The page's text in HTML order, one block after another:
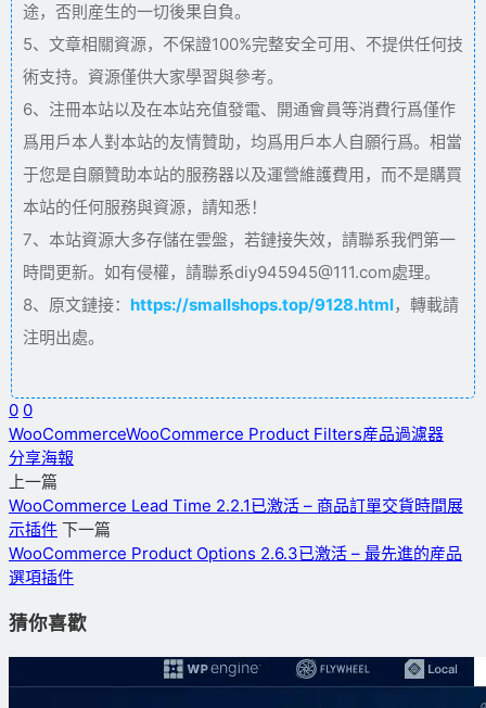
途，否則産生的一切後果自負。
5、文章相關資源，不保證100%完整安全可用、不提供任何技
術支持。資源僅供大家學習與參考。
6、注冊本站以及在本站充值發電、開通會員等消費行爲僅作
爲用戶本人對本站的友情贊助，均爲用戶本人自願行爲。相當
于您是自願贊助本站的服務器以及運營維護費用，而不是購買
本站的任何服務與資源，請知悉！
7、本站資源大多存儲在雲盤，若鏈接失效，請聯系我們第一
時間更新。如有侵權，請聯系diy945945@111.com處理。
8、原文鏈接： https://smallshops.top/9128.html，轉載請
注明出處。
0 0
WooCommerceWooCommerce Product Filters産品過濾器
分享海報
上一篇
WooCommerce Lead Time 2.2.1已激活 – 商品訂單交貨時間展
示插件 下一篇
WooCommerce Product Options 2.6.3已激活 – 最先進的産品
選項插件
猜你喜歡